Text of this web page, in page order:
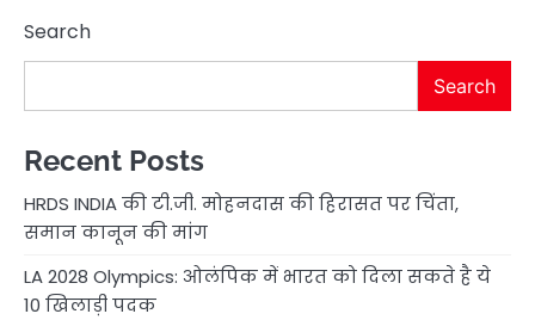
Search
Search
Recent Posts
HRDS INDIA की टी.जी. मोहनदास की हिरासत पर चिंता,
समान कानून की मांग
LA 2028 Olympics: ओलंपिक में भारत को दिला सकते है ये
10 खिलाड़ी पदक